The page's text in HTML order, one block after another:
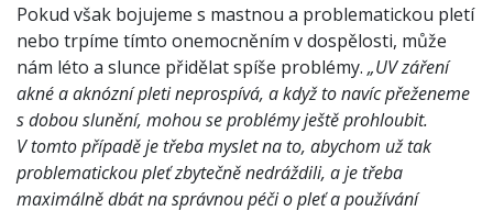
Pokud však bojujeme s mastnou a problematickou pletí
nebo trpíme tímto onemocněním v dospělosti, může
nám léto a slunce přidělat spíše problémy. „UV záření
akné a aknózní pleti neprospívá, a když to navíc přeženeme
s dobou slunění, mohou se problémy ještě prohloubit.
V tomto případě je třeba myslet na to, abychom už tak
problematickou pleť zbytečně nedráždili, a je třeba
maximálně dbát na správnou péči o pleť a používání